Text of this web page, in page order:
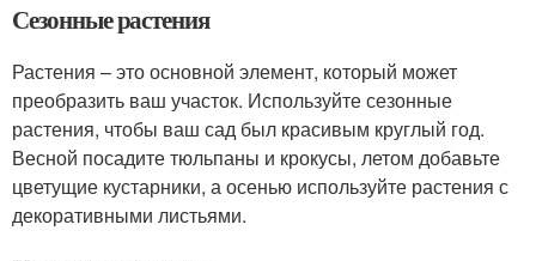
Сезонные растения
Растения – это основной элемент, который может
преобразить ваш участок. Используйте сезонные
растения, чтобы ваш сад был красивым круглый год.
Весной посадите тюльпаны и крокусы, летом добавьте
цветущие кустарники, а осенью используйте растения с
декоративными листьями.